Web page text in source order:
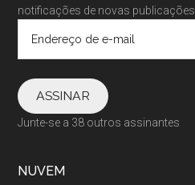
notificações de novas publicações
e-
mail
ASSINAR
Junte-se a 38 outros assinantes
NUVEM